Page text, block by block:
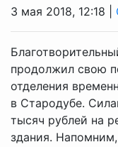
3 мая 2018, 12:18 |
продолжил свою
отделения
в Стародубе.
тысяч рублей на
здания.